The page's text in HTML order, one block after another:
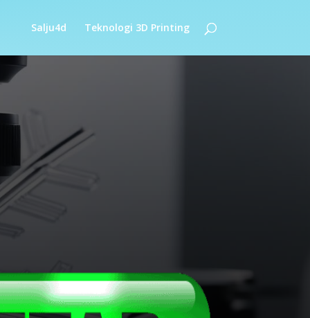
Salju4d Teknologi 3D Printing